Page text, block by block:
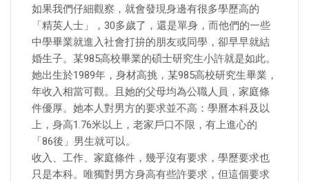
如果我們仔細觀察，就會發現身邊有很多學歷高的
「精英人士」，30多歲了，還是單身，而他們的一些
中學畢業就進入社會打拚的朋友或同學，卻早早就結
婚生子。某985高校畢業的碩士研究生小許就是如此。
她出生於1989年，身材高挑，某985高校研究生畢業，
年收入相當可觀。且她的父母均為公職人員，家庭條
件優厚。她本人對男方的要求並不高：學曆本科及以
上，身高1.76米以上，老家戶口不限，有上進心的
「86後」男生就可以。
收入、工作、家庭條件，幾乎沒有要求，學歷要求也
只是本科。唯獨對男方身高有些許要求，但這個要求